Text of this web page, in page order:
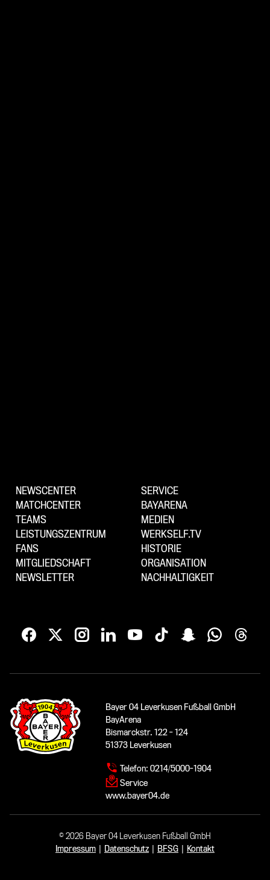
NEWSCENTER
MATCHCENTER
TEAMS
LEISTUNGSZENTRUM
FANS
MITGLIEDSCHAFT
NEWSLETTER
SERVICE
BAYARENA
MEDIEN
WERKSELF.TV
HISTORIE
ORGANISATION
NACHHALTIGKEIT
Bayer 04 Leverkusen Fußball GmbH
BayArena
Bismarckstr. 122 - 124
51373 Leverkusen
Telefon: 0214/5000-1904
Service
www.bayer04.de
© 2026 Bayer 04 Leverkusen Fußball GmbH
Impressum
Datenschutz BFSG Kontakt